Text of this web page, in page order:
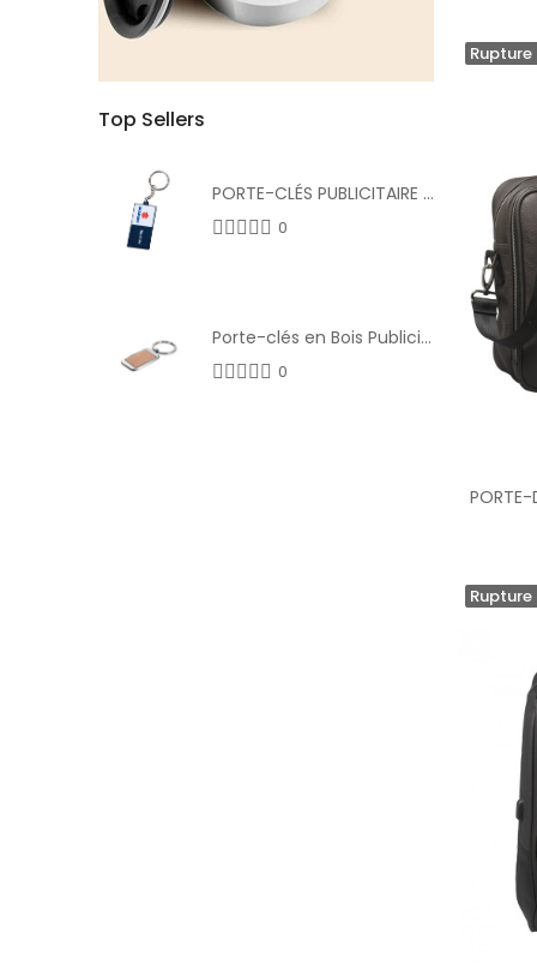
Top Sellers
PORTE-CLÉS PUBLICITAIRE PVC SUR MESURE
0
Porte-clés en Bois Publicitaire Écologique
0